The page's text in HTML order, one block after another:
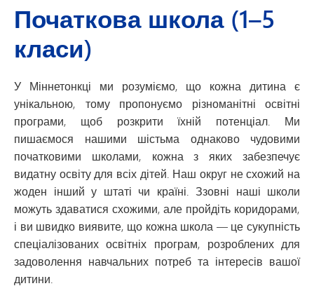
Початкова школа (1–5
класи)
У Міннетонкці ми розуміємо, що кожна дитина є
унікальною, тому пропонуємо різноманітні освітні
програми, щоб розкрити їхній потенціал. Ми
пишаємося нашими шістьма однаково чудовими
початковими школами, кожна з яких забезпечує
видатну освіту для всіх дітей. Наш округ не схожий на
жоден інший у штаті чи країні. Ззовні наші школи
можуть здаватися схожими, але пройдіть коридорами,
і ви швидко виявите, що кожна школа — це сукупність
спеціалізованих освітніх програм, розроблених для
задоволення навчальних потреб та інтересів вашої
дитини.